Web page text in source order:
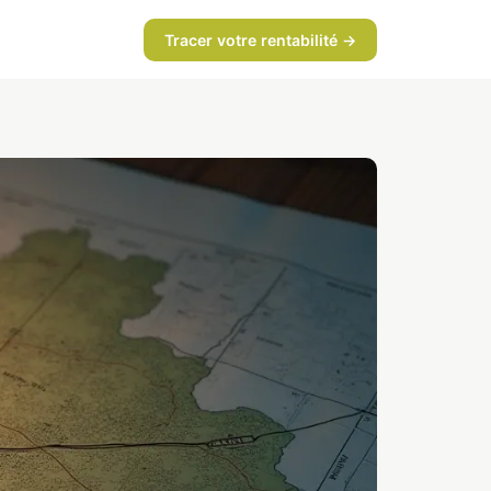
Tracer votre rentabilité →